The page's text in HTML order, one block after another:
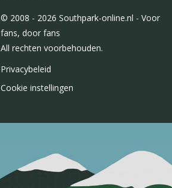
© 2008 - 2026 Southpark-online.nl - Voor
fans, door fans
All rechten voorbehouden.
Privacybeleid
Cookie instellingen